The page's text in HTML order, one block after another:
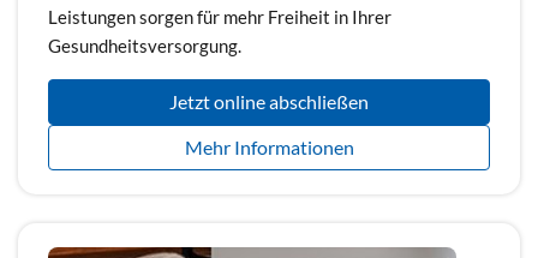
Leistungen sorgen für mehr Freiheit in Ihrer
Gesundheitsversorgung.
Jetzt online abschließen
Mehr Informationen